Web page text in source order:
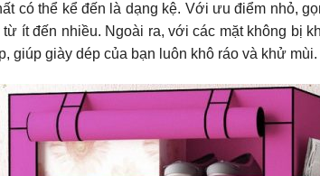
có thể kể đến là dạng kệ. Với ưu điểm nhỏ,
ít đến nhiều. Ngoài ra, với các mặt không bị
giúp giày dép của bạn luôn khô ráo và khử mùi.